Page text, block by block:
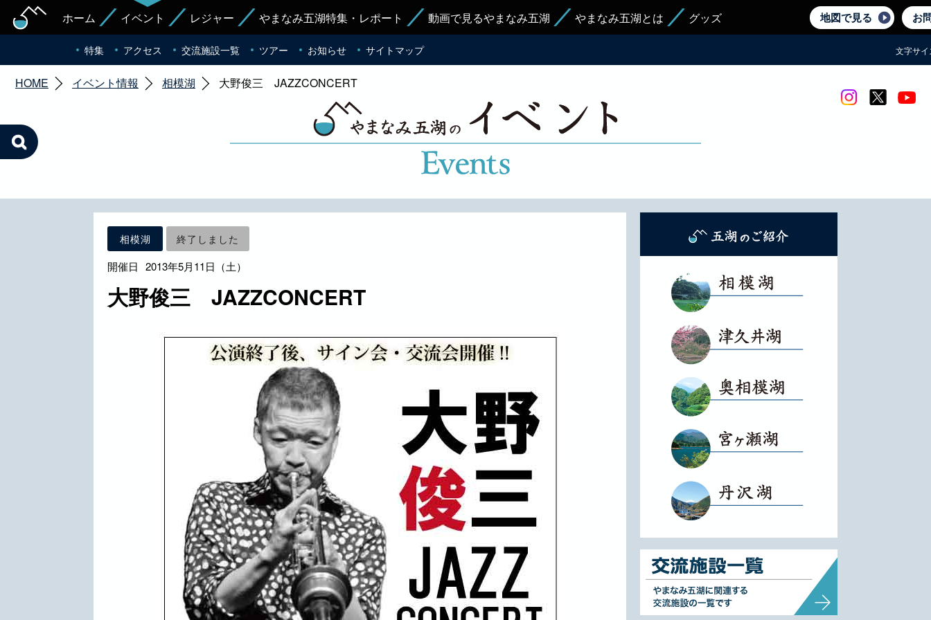
ホーム イベント レジャー やまなみ五湖特集・レポート 動画で見るやまなみ五湖 やまなみ五湖とは グッズ 地図で見る お
特集 アクセス 交流施設一覧 ツアー お知らせ サイトマップ 文字サイ
HOME イベント情報 相模湖 大野俊三 JAZZCONCERT
Instagram twitter
相模湖 終了しました
開催日 2013年5月11日（土）
大野俊三 JAZZCONCERT